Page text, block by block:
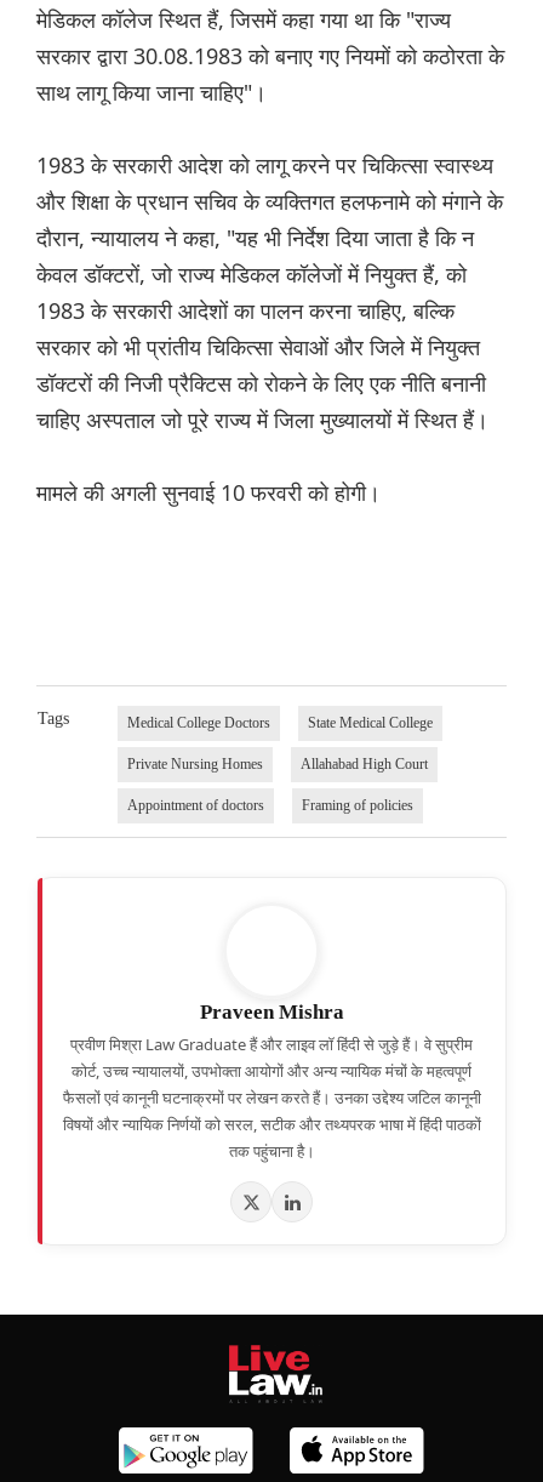
मेडिकल कॉलेज स्थित हैं, जिसमें कहा गया था कि "राज्य
सरकार द्वारा 30.08.1983 को बनाए गए नियमों को कठोरता के
साथ लागू किया जाना चाहिए"।
1983 के सरकारी आदेश को लागू करने पर चिकित्सा स्वास्थ्य
और शिक्षा के प्रधान सचिव के व्यक्तिगत हलफनामे को मंगाने के
दौरान, न्यायालय ने कहा, "यह भी निर्देश दिया जाता है कि न
केवल डॉक्टरों, जो राज्य मेडिकल कॉलेजों में नियुक्त हैं, को
1983 के सरकारी आदेशों का पालन करना चाहिए, बल्कि
सरकार को भी प्रांतीय चिकित्सा सेवाओं और जिले में नियुक्त
डॉक्टरों की निजी प्रैक्टिस को रोकने के लिए एक नीति बनानी
चाहिए अस्पताल जो पूरे राज्य में जिला मुख्यालयों में स्थित हैं।
मामले की अगली सुनवाई 10 फरवरी को होगी।
Tags Medical College Doctors State Medical College
Private Nursing Homes Allahabad High Court
Appointment of doctors Framing of policies
Praveen Mishra
प्रवीण मिश्रा Law Graduate हैं और लाइव लॉ हिंदी से जुड़े हैं। वे सुप्रीम
कोर्ट, उच्च न्यायालयों, उपभोक्ता आयोगों और अन्य न्यायिक मंचों के महत्वपूर्ण
फैसलों एवं कानूनी घटनाक्रमों पर लेखन करते हैं। उनका उद्देश्य जटिल कानूनी
विषयों और न्यायिक निर्णयों को सरल, सटीक और तथ्यपरक भाषा में हिंदी पाठकों
तक पहुंचाना है।